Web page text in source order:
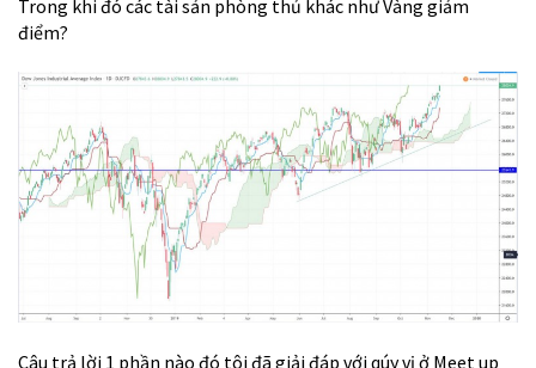
Trong khi đó các tài sản phòng thủ khác như Vàng giảm
điểm?
Câu trả lời 1 phần nào đó tôi đã giải đáp với qúy vị ở Meet up